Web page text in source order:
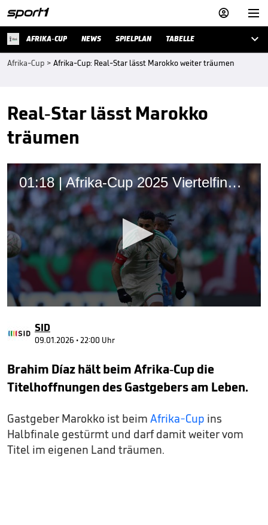


AFRIKA-CUP NEWS SPIELPLAN TABELLE 
Afrika-Cup > Afrika-Cup: Real-Star lässt Marokko weiter träumen
Real-Star lässt Marokko
träumen
01:18 | Afrika-Cup 2025 Viertelfinale: Favoriten und Außenseiter
of
1
seconds
SID
09.01.2026 • 22:00 Uhr
Brahim Díaz hält beim Afrika-Cup die
Titelhoffnungen des Gastgebers am Leben.
Gastgeber Marokko ist beim Afrika-Cup ins
Halbfinale gestürmt und darf damit weiter vom
Titel im eigenen Land träumen.